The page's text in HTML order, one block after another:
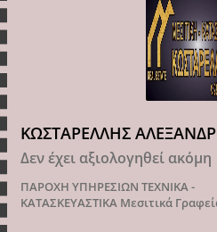
ΚΩΣΤΑΡΕΛΛΗΣ
Δεν έχει αξιολογηθεί ακόμη
ΠΑΡΟΧΗ ΥΠΗΡΕΣΙΩΝ ΤΕΧΝΙΚΑ -
ΚΑΤΑΣΚΕΥΑΣΤΙΚΑ Μεσιτικά